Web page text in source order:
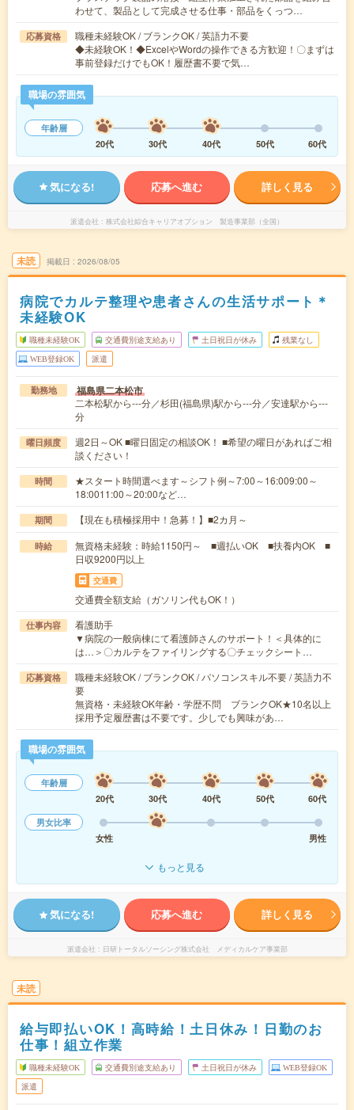
わせて、製品として完成させる仕事・部品をくっつ…
応募資格
職種未経験OK / ブランクOK / 英語力不要
◆未経験OK！◆ExcelやWordの操作できる方歓迎！〇まずは
事前登録だけでもOK！履歴書不要で気…
職場の雰囲気
年齢層
20代
30代 40代 50代 60代
気になる! 応募へ進む 詳しく見る
派遣会社 株式会社綜合キャリアオプション 製造事業部（全国）
未読 掲載日 2026/08/05
病院でカルテ整理や患者さんの生活サポート＊
未経験OK
職種未経験OK 交通費別途支給あり 土日祝日が休み 残業なし
WEB登録OK 派遣
勤務地 福島県二本松市
二本松駅から---分／杉田(福島県)駅から---分／安達駅から---
分
曜日頻度
週2日～OK ■曜日固定の相談OK！ ■希望の曜日があればご相
談ください！
時間
★スタート時間選べます～シフト例～7:00～16:009:00～
18:0011:00～20:00など…
期間 【現在も積極採用中！急募！】■2カ月～
時給
無資格未経験：時給1150円～ ■週払いOK ■扶養内OK ■
日収9200円以上
交通費
交通費全額支給（ガソリン代もOK！）
仕事内容
看護助手
▼病院の一般病棟にて看護師さんのサポート！＜具体的に
は…＞〇カルテをファイリングする〇チェックシート…
応募資格
職種未経験OK / ブランクOK / パソコンスキル不要 / 英語力不
要
無資格・未経験OK年齢・学歴不問 ブランクOK★10名以上
採用予定履歴書は不要です。少しでも興味があ…
職場の雰囲気
年齢層
20代
30代 40代 50代
60代
男女比率
女性
男性
もっと見る
気になる! 応募へ進む 詳しく見る
派遣会社 日研トータルソーシング株式会社 メディカルケア事業部
未読
給与即払いOK！高時給！土日休み！日勤のお
仕事！組立作業
職種未経験OK 交通費別途支給あり 土日祝日が休み WEB登録OK
派遣